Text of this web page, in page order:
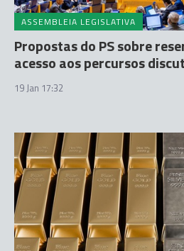
ASSEMBLEIA LEGISLATIVA
Propostas do PS sobre
acesso aos percursos
19 Jan 17:32